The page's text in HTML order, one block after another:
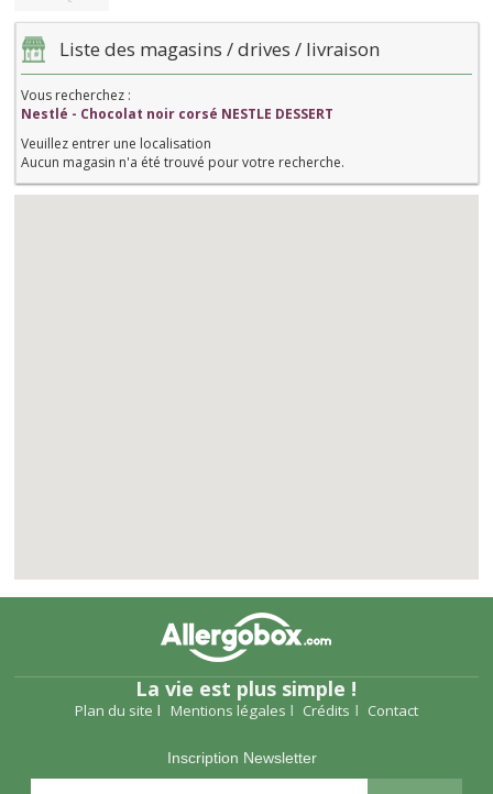
Liste des magasins / drives / livraison
Vous recherchez :
Nestlé - Chocolat noir corsé NESTLE DESSERT
Veuillez entrer une localisation
Aucun magasin n'a été trouvé pour votre recherche.
La vie est plus simple !
Plan du site Mentions légales Crédits Contact
Inscription Newsletter